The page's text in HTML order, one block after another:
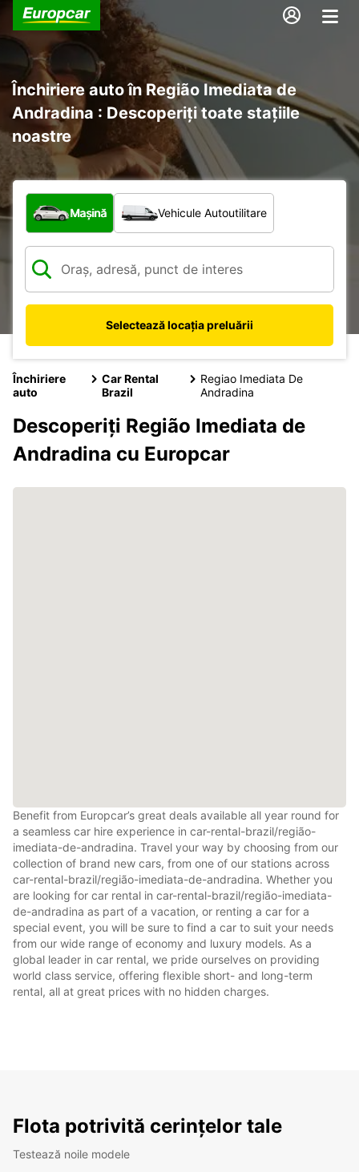
Închiriere auto în Região Imediata de
Andradina : Descoperiți toate stațiile
noastre
Ce tip de vehicul?
Mașină Vehicule Autoutilitare
Selectează locația preluării
Închiriere
auto
Car Rental
Brazil
Regiao Imediata De
Andradina
Descoperiți Região Imediata de
Andradina cu Europcar
Benefit from Europcar’s great deals available all year round for
a seamless car hire experience in car-rental-brazil/região-
imediata-de-andradina. Travel your way by choosing from our
collection of brand new cars, from one of our stations across
car-rental-brazil/região-imediata-de-andradina. Whether you
are looking for car rental in car-rental-brazil/região-imediata-
de-andradina as part of a vacation, or renting a car for a
special event, you will be sure to find a car to suit your needs
from our wide range of economy and luxury models. As a
global leader in car rental, we pride ourselves on providing
world class service, offering flexible short- and long-term
rental, all at great prices with no hidden charges.
Flota potrivită cerințelor tale
Testează noile modele